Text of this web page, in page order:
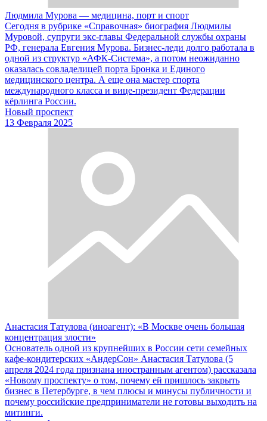
Людмила Мурова — медицина, порт и спорт
Сегодня в рубрике «Справочная» биография Людмилы
Муровой, супруги экс-главы Федеральной службы охраны
РФ, генерала Евгения Мурова. Бизнес-леди долго работала в
одной из структур «АФК-Система», а потом неожиданно
оказалась совладелицей порта Бронка и Единого
медицинского центра. А еще она мастер спорта
международного класса и вице-президент Федерации
кёрлинга России.
Новый проспект
13 Февраля 2025
Анастасия Татулова (иноагент): «В Москве очень большая
концентрация злости»
Основатель одной из крупнейших в России сети семейных
кафе-кондитерских «АндерСон» Анастасия Татулова (5
апреля 2024 года признана иностранным агентом) рассказала
«Новому проспекту» о том, почему ей пришлось закрыть
бизнес в Петербурге, в чем плюсы и минусы публичности и
почему российские предприниматели не готовы выходить на
митинги.